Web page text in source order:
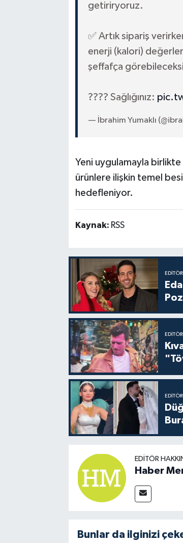
getiriryoruz.
✅ Artık sipariş
enerji (kalori)
şeffafça
???? Sağlığınız:
— İbrahim Yumaklı
Yeni uygulamayla
ürünlere ilişkin temel
hedefleniyor.
Kaynak: RSS
EDITÖR
Haber
Bunlar da ilginizi